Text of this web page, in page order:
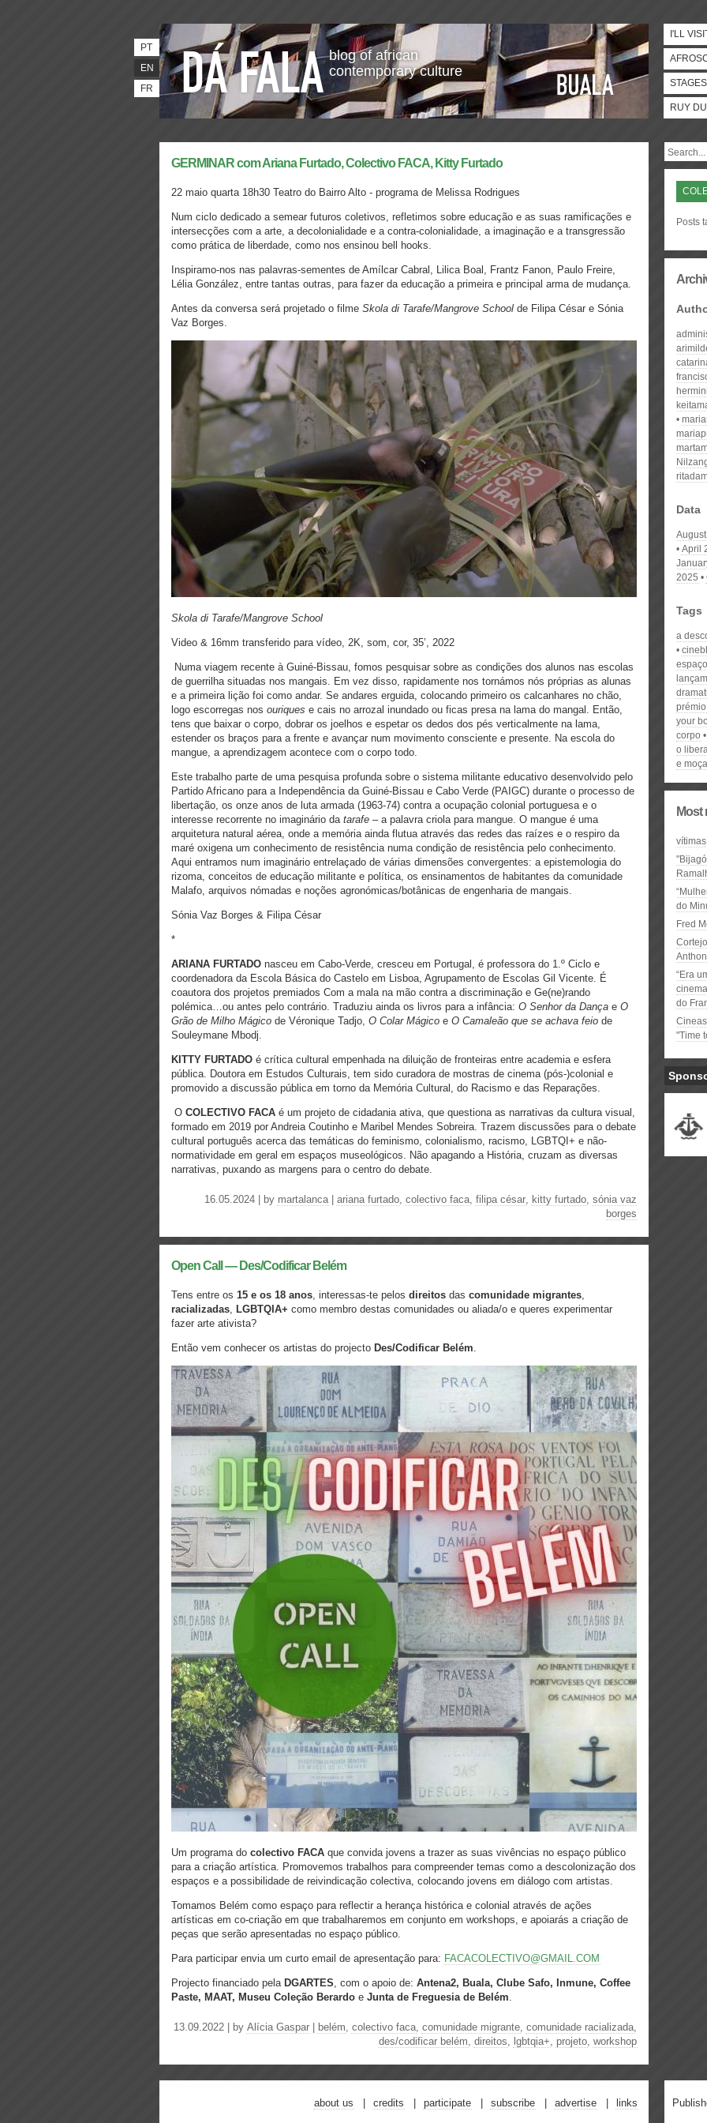
blog of african
contemporary culture
PT
EN
FR
I'LL
STAGES
RUY
GERMINAR com Ariana Furtado, Colectivo FACA, Kitty Furtado
22 maio quarta 18h30 Teatro do Bairro Alto - programa de Melissa Rodrigues
Num ciclo dedicado a semear futuros coletivos, refletimos sobre educação e as suas ramificações e
intersecções com a arte, a decolonialidade e a contra-colonialidade, a imaginação e a transgressão
como prática de liberdade, como nos ensinou bell hooks.
Inspiramo-nos nas palavras-sementes de Amílcar Cabral, Lilica Boal, Frantz Fanon, Paulo Freire,
Lélia González, entre tantas outras, para fazer da educação a primeira e principal arma de mudança.
Antes da conversa será projetado o filme Skola di Tarafe/Mangrove School de Filipa César e Sónia
Vaz Borges.
Skola di Tarafe/Mangrove School
Video & 16mm transferido para vídeo, 2K, som, cor, 35’, 2022
Numa viagem recente à Guiné-Bissau, fomos pesquisar sobre as condições dos alunos nas escolas
de guerrilha situadas nos mangais. Em vez disso, rapidamente nos tornámos nós próprias as alunas
e a primeira lição foi como andar. Se andares erguida, colocando primeiro os calcanhares no chão,
logo escorregas nos ouriques e cais no arrozal inundado ou ficas presa na lama do mangal. Então,
tens que baixar o corpo, dobrar os joelhos e espetar os dedos dos pés verticalmente na lama,
estender os braços para a frente e avançar num movimento consciente e presente. Na escola do
mangue, a aprendizagem acontece com o corpo todo.
Este trabalho parte de uma pesquisa profunda sobre o sistema militante educativo desenvolvido pelo
Partido Africano para a Independência da Guiné-Bissau e Cabo Verde (PAIGC) durante o processo de
libertação, os onze anos de luta armada (1963-74) contra a ocupação colonial portuguesa e o
interesse recorrente no imaginário da tarafe – a palavra criola para mangue. O mangue é uma
arquitetura natural aérea, onde a memória ainda flutua através das redes das raízes e o respiro da
maré oxigena um conhecimento de resistência numa condição de resistência pelo conhecimento.
Aqui entramos num imaginário entrelaçado de várias dimensões convergentes: a epistemologia do
rizoma, conceitos de educação militante e política, os ensinamentos de habitantes da comunidade
Malafo, arquivos nómadas e noções agronómicas/botânicas de engenharia de mangais.
Sónia Vaz Borges & Filipa César
*
ARIANA FURTADO nasceu em Cabo-Verde, cresceu em Portugal, é professora do 1.º Ciclo e
coordenadora da Escola Básica do Castelo em Lisboa, Agrupamento de Escolas Gil Vicente. É
coautora dos projetos premiados Com a mala na mão contra a discriminação e Ge(ne)rando
polémica…ou antes pelo contrário. Traduziu ainda os livros para a infância: O Senhor da Dança e O
Grão de Milho Mágico de Véronique Tadjo, O Colar Mágico e O Camaleão que se achava feio de
Souleymane Mbodj.
KITTY FURTADO é crítica cultural empenhada na diluição de fronteiras entre academia e esfera
pública. Doutora em Estudos Culturais, tem sido curadora de mostras de cinema (pós-)colonial e
promovido a discussão pública em torno da Memória Cultural, do Racismo e das Reparações.
O COLECTIVO FACA é um projeto de cidadania ativa, que questiona as narrativas da cultura visual,
formado em 2019 por Andreia Coutinho e Maribel Mendes Sobreira. Trazem discussões para o debate
cultural português acerca das temáticas do feminismo, colonialismo, racismo, LGBTQI+ e não-
normatividade em geral em espaços museológicos. Não apagando a História, cruzam as diversas
narrativas, puxando as margens para o centro do debate.
16.05.2024 | by martalanca| ariana furtado, colectivo faca, filipa césar, kitty furtado, sónia vaz
borges
Open Call — Des/Codificar Belém
Tens entre os 15 e os 18 anos, interessas-te pelos direitos das comunidade migrantes,
racializadas, LGBTQIA+ como membro destas comunidades ou aliada/o e queres experimentar
fazer arte ativista?
Então vem conhecer os artistas do projecto Des/Codificar Belém.
Um programa do colectivo FACA que convida jovens a trazer as suas vivências no espaço público
para a criação artística. Promovemos trabalhos para compreender temas como a descolonização dos
espaços e a possibilidade de reivindicação colectiva, colocando jovens em diálogo com artistas.
Tomamos Belém como espaço para reflectir a herança histórica e colonial através de ações
artísticas em co-criação em que trabalharemos em conjunto em workshops, e apoiarás a criação de
peças que serão apresentadas no espaço público.
Para participar envia um curto email de apresentação para: FACACOLECTIVO@GMAIL.COM
Projecto financiado pela DGARTES, com o apoio de: Antena2, Buala, Clube Safo, Inmune, Coffee
Paste, MAAT, Museu Coleção Berardo e Junta de Freguesia de Belém.
13.09.2022 | by Alícia Gaspar belém, colectivo faca, comunidade migrante, comunidade racializada,
des/codificar belém, direitos, lgbtqia+, projeto, workshop
Posts
Data
April
2025
Tags
a
your
corpo
o
e
Most
do
Fred
“Era
do
"Time
about us credits participate subscribe advertise links